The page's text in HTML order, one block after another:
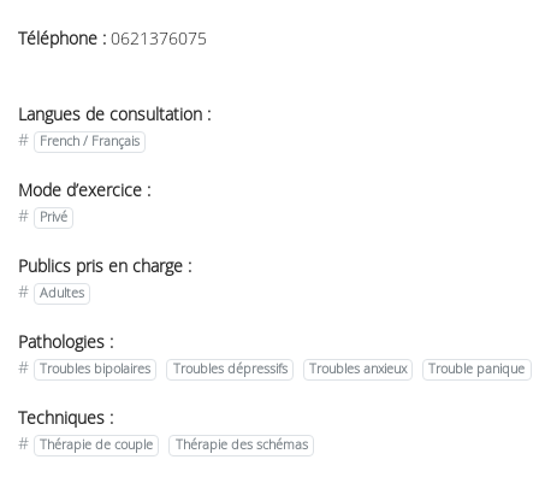
Téléphone : 0621376075
Langues de consultation :
#
French / Français
Mode d’exercice :
#
Privé
Publics pris en charge :
#
Adultes
Pathologies :
#
Troubles bipolaires Troubles dépressifs Troubles anxieux Trouble panique
Techniques :
#
Thérapie de couple Thérapie des schémas